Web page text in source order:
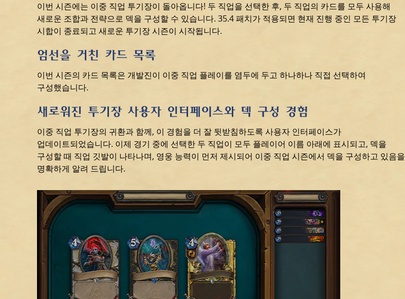
이번 시즌에는 이중 직업 투기장이 돌아옵니다! 두 직업을 선택한 후, 두 직업의 카드를 모두 사용해
새로운 조합과 전략으로 덱을 구성할 수 있습니다. 35.4 패치가 적용되면 현재 진행 중인 모든 투기장
시합이 종료되고 새로운 투기장 시즌이 시작됩니다.
엄선을 거친 카드 목록
이번 시즌의 카드 목록은 개발진이 이중 직업 플레이를 염두에 두고 하나하나 직접 선택하여
구성했습니다.
새로워진 투기장 사용자 인터페이스와 덱 구성 경험
이중 직업 투기장의 귀환과 함께, 이 경험을 더 잘 뒷받침하도록 사용자 인터페이스가
업데이트되었습니다. 이제 경기 중에 선택한 두 직업이 모두 플레이어 이름 아래에 표시되고, 덱을
구성할 때 직업 깃발이 나타나며, 영웅 능력이 먼저 제시되어 이중 직업 시즌에서 덱을 구성하고 있음을
명확하게 알려 드립니다.